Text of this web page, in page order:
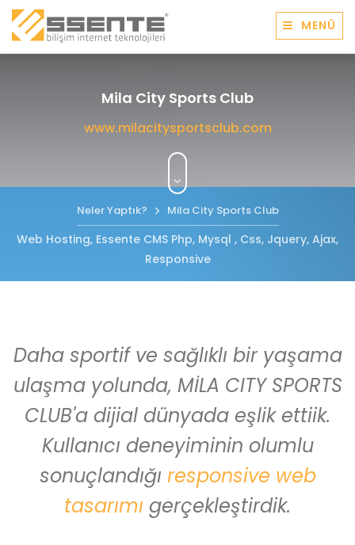
MENÜ
Mila City Sports Club
www.milacitysportsclub.com
Neler Yaptık? Mila City Sports Club
Web Hosting, Essente CMS Php, Mysql , Css, Jquery, Ajax,
Responsive
Daha sportif ve sağlıklı bir yaşama
ulaşma yolunda, MİLA CITY SPORTS
CLUB'a dijial dünyada eşlik ettiik.
Kullanıcı deneyiminin olumlu
sonuçlandığı responsive web
tasarımı gerçekleştirdik.